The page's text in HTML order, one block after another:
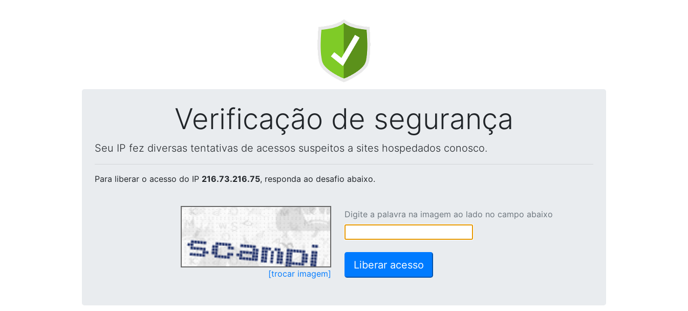
Verificação de segurança
Seu IP fez diversas tentativas de acessos suspeitos a sites hospedados conosco.
Para liberar o acesso do IP 216.73.216.75, responda ao desafio abaixo.
[trocar imagem]
Digite a palavra na imagem ao lado no campo abaixo